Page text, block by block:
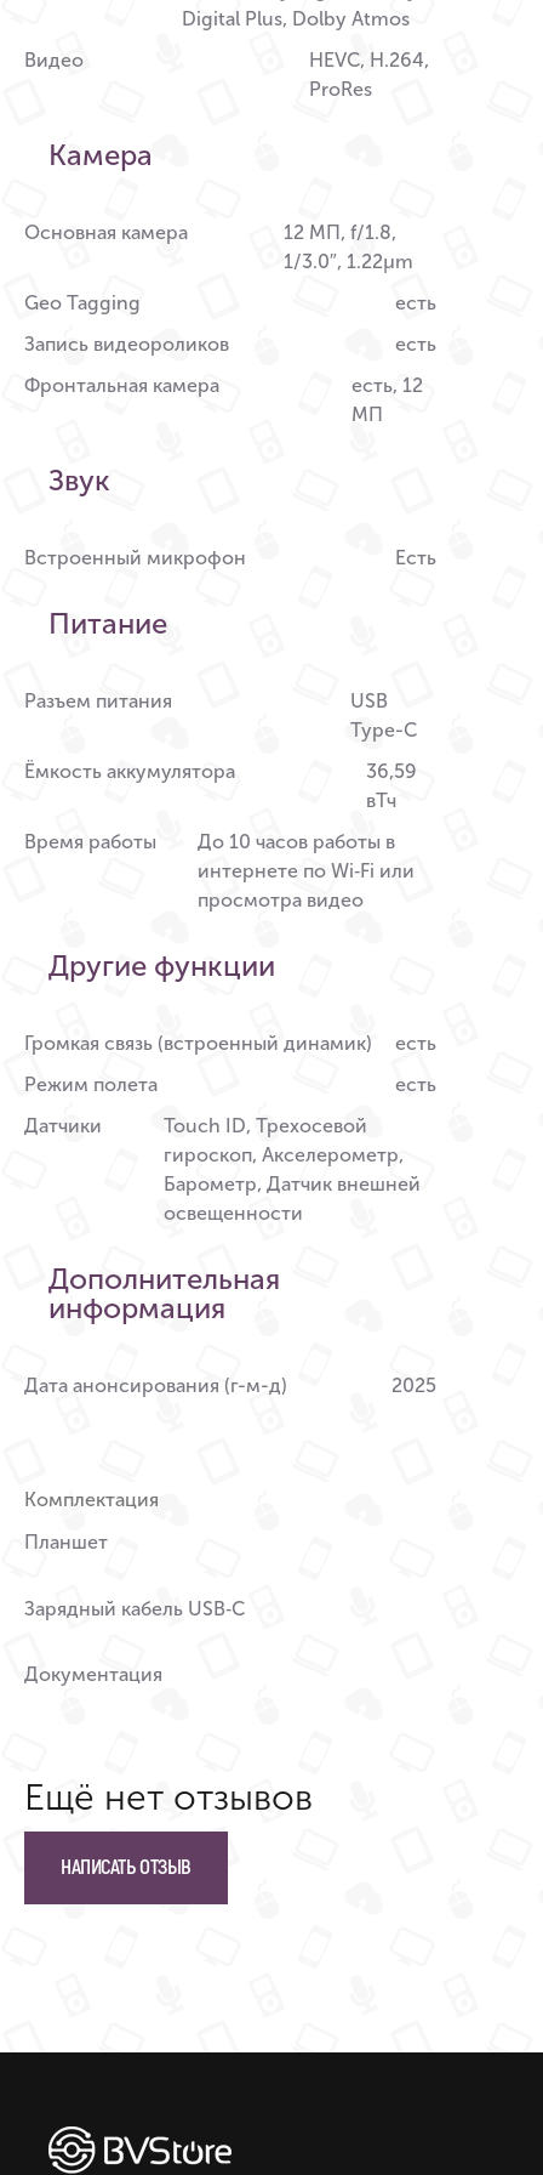
Digital Plus, Dolby Atmos
Видео
HEVC, H.264,
ProRes
Камера
Основная камера
12 МП, f/1.8,
1/3.0″, 1.22µm
Geo Tagging
есть
Запись видеороликов
есть
Фронтальная камера
есть, 12
МП
Звук
Встроенный микрофон Есть
Питание
Разъем питания
USB
Type-C
Ёмкость аккумулятора
36,59
вТч
Время работы
До 10 часов работы в
интернете по Wi‑Fi или
просмотра видео
Другие функции
Громкая связь (встроенный динамик)
есть
Режим полета
есть
Датчики
Touch ID, Трехосевой
гироскоп, Акселерометр,
Барометр, Датчик внешней
освещенности
Дополнительная
информация
Дата анонсирования (г-м-д) 2025
Комплектация
Планшет
Зарядный кабель USB‑C
Документация
Ещё нет отзывов
НАПИСАТЬ ОТЗЫВ